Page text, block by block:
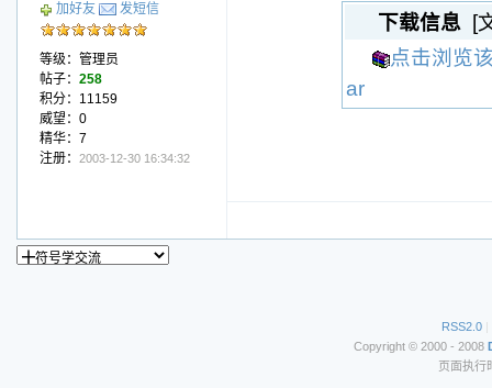
加好友 发短信
等级：管理员
帖子： 258
积分：11159
威望：0
精华：7
注册： 2003-12-30 16:34:32
下载信息 [
点击浏览
ar
RSS2.0 |
Copyright © 2000 - 2008
页面执行